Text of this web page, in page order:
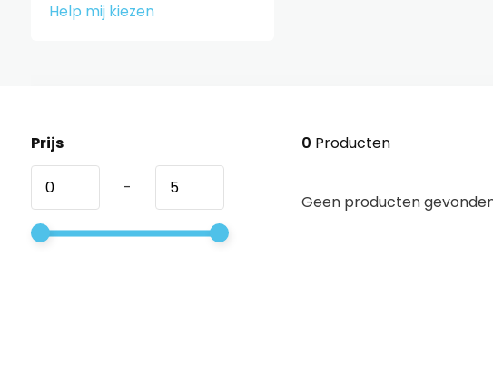
Help mij kiezen
Prijs
-
0 Producten
Geen producten